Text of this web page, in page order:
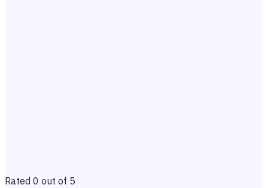
Rated 0 out of 5